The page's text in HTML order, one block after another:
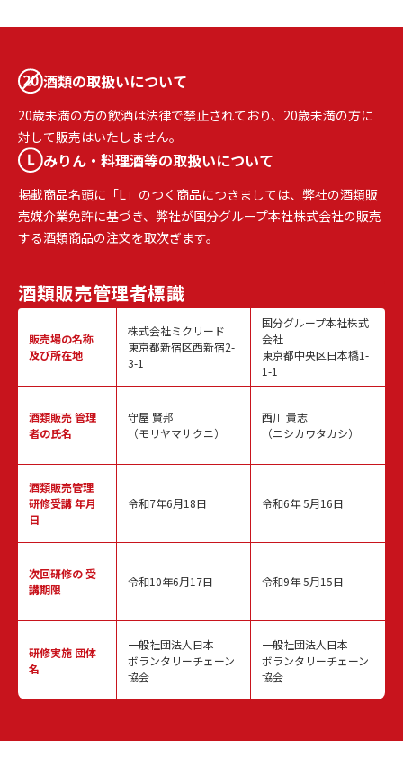
酒類の取扱いについて
20歳未満の方の飲酒は法律で禁止されており、20歳未満の方に
対して販売はいたしません。
みりん・料理酒等の取扱いについて
掲載商品名頭に「L」のつく商品につきましては、弊社の酒類販
売媒介業免許に基づき、弊社が国分グループ本社株式会社の販売
する酒類商品の注文を取次ぎます。
酒類販売管理者標識
販売場の名称
及び所在地
酒類販売管理
者の氏名
酒類販売管理
研修受講 年月
日
次回研修の受
講期限
研修実施 団体
名
株式会社ミクリード
東京都新宿区西新宿2-
3-1
守屋 賢邦
（モリヤマサクニ）
令和7年6月18日
令和10年6月17日
一般社団法人日本
ボランタリーチェーン
協会
国分グループ本社株式
会社
東京都中央区日本橋1-
1-1
西川 貴志
（ニシカワタカシ）
令和6年 5月16日
令和9年 5月15日
一般社団法人日本
ボランタリーチェーン
協会